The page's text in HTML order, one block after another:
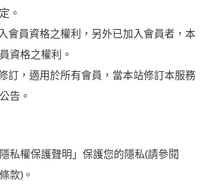
。
會員資格之權利，另外已加入會員者，本
資格之權利。
訂，適用於所有會員，當本站修訂本服務
告。
私權保護聲明」保護您的隱私(請參閱
款)。